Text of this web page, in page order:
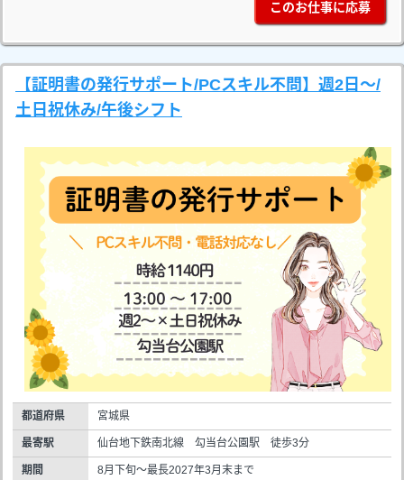
このお仕事に応募
【証明書の発行サポート/PCスキル不問】週2日～/
土日祝休み/午後シフト
都道府県 宮城県
最寄駅 仙台地下鉄南北線 勾当台公園駅 徒歩3分
期間 8月下旬～最長2027年3月末まで